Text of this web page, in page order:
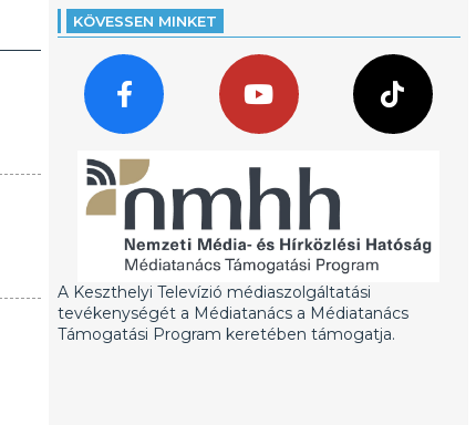
KÖVESSEN MINKET
A Keszthelyi Televízió médiaszolgáltatási
tevékenységét a Médiatanács a Médiatanács
Támogatási Program keretében támogatja.